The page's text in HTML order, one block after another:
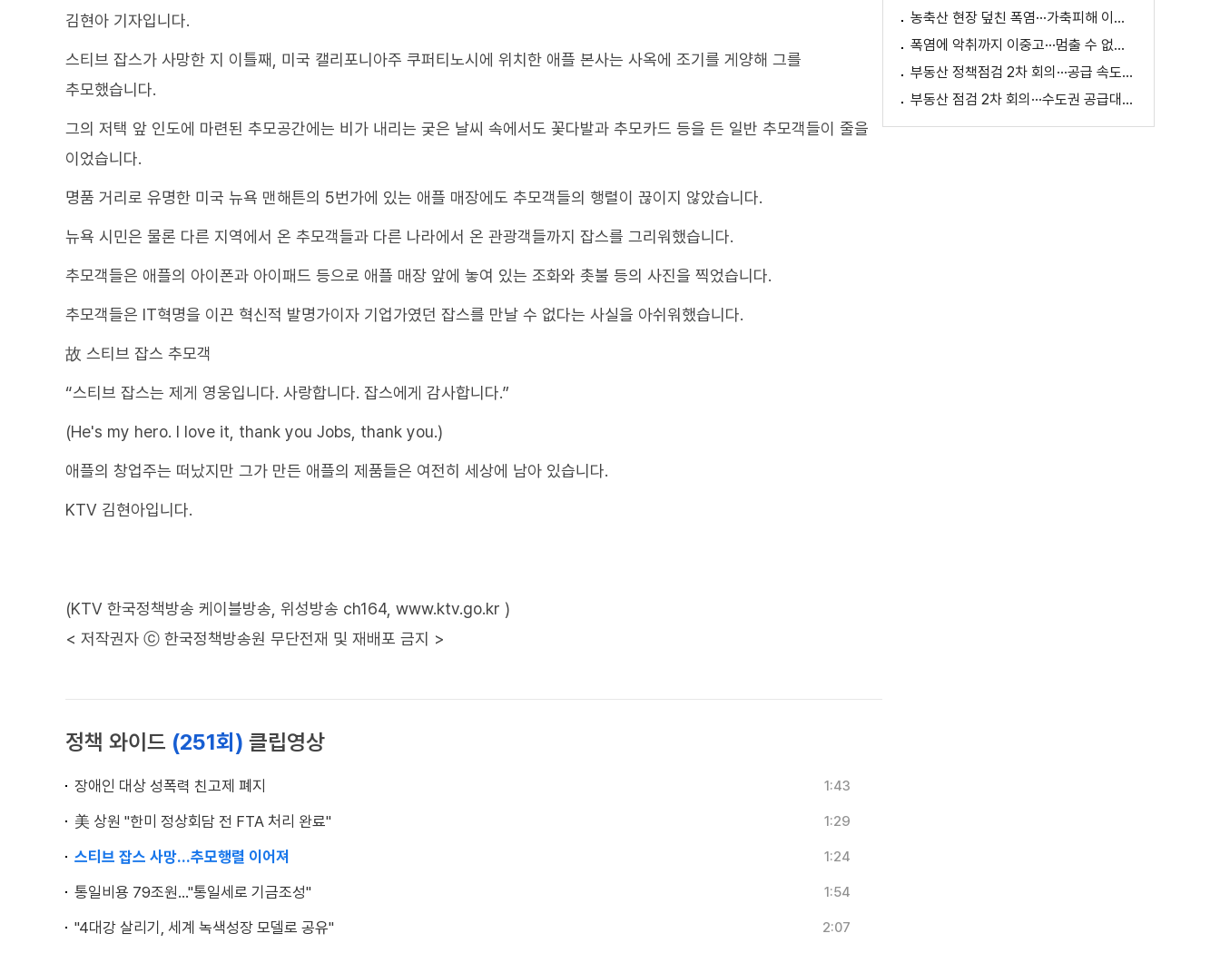
김현아 기자입니다.
스티브 잡스가 사망한 지 이틀째, 미국 캘리포니아주 쿠퍼티노시에 위치한 애플 본사는 사옥에 조기를 게양해 그를
추모했습니다.
그의 저택 앞 인도에 마련된 추모공간에는 비가 내리는 궂은 날씨 속에서도 꽃다발과 추모카드 등을 든 일반 추모객들이 줄을
이었습니다.
명품 거리로 유명한 미국 뉴욕 맨해튼의 5번가에 있는 애플 매장에도 추모객들의 행렬이 끊이지 않았습니다.
뉴욕 시민은 물론 다른 지역에서 온 추모객들과 다른 나라에서 온 관광객들까지 잡스를 그리워했습니다.
추모객들은 애플의 아이폰과 아이패드 등으로 애플 매장 앞에 놓여 있는 조화와 촛불 등의 사진을 찍었습니다.
추모객들은 IT혁명을 이끈 혁신적 발명가이자 기업가였던 잡스를 만날 수 없다는 사실을 아쉬워했습니다.
故 스티브 잡스 추모객
“스티브 잡스는 제게 영웅입니다. 사랑합니다. 잡스에게 감사합니다.”
(He's my hero. I love it, thank you Jobs, thank you.)
애플의 창업주는 떠났지만 그가 만든 애플의 제품들은 여전히 세상에 남아 있습니다.
KTV 김현아입니다.
(KTV 한국정책방송 케이블방송, 위성방송 ch164, www.ktv.go.kr )
< 저작권자 ⓒ 한국정책방송원 무단전재 및 재배포 금지 >
정책 와이드 (251회) 클립영상
장애인 대상 성폭력 친고제 폐지 1:43
美 상원 "한미 정상회담 전 FTA 처리 완료" 1:29
스티브 잡스 사망…추모행렬 이어져 1:24
통일비용 79조원…"통일세로 기금조성" 1:54
"4대강 살리기, 세계 녹색성장 모델로 공유" 2:07
농축산 현장 덮친 폭염···가축피해 이틀 새 28만 마리↑
폭염에 악취까지 이중고···멈출 수 없는 필수노동
부동산 정책점검 2차 회의···공급 속도전 본격화하나
부동산 점검 2차 회의···수도권 공급대책 논의